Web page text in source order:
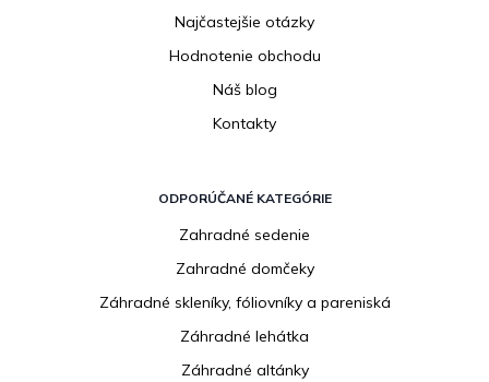
Najčastejšie otázky
Hodnotenie obchodu
Náš blog
Kontakty
ODPORÚČANÉ KATEGÓRIE
Zahradné sedenie
Zahradné domčeky
Záhradné skleníky, fóliovníky a pareniská
Záhradné lehátka
Záhradné altánky